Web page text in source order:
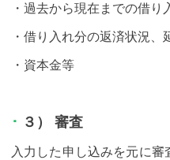
・過去から現在までの借り
・借り入れ分の返済状況、
・資本金等
３） 審査
入力した申し込みを元に